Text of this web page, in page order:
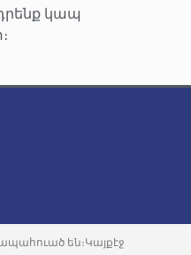
կապ
են։Կայքէջ